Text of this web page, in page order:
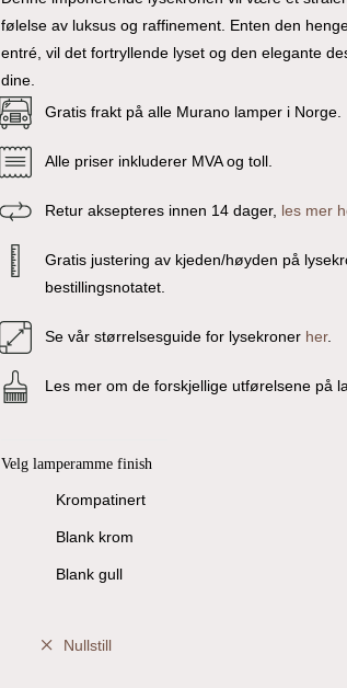
følelse av luksus og raffinement. Enten den
entré, vil det fortryllende lyset og den elegante
dine.
Gratis frakt på alle Murano lamper i Norge.
Alle priser inkluderer MVA og toll.
Retur aksepteres innen 14 dager, les mer
Gratis justering av kjeden/høyden på
bestillingsnotatet.
Se vår størrelsesguide for lysekroner her.
Les mer om de forskjellige utførelsene på
Velg lamperamme finish
Krompatinert
Blank krom
Blank gull
Nullstill